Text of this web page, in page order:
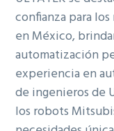
confianza para
en México,
automatización
experiencia en
de ingenieros de
los robots